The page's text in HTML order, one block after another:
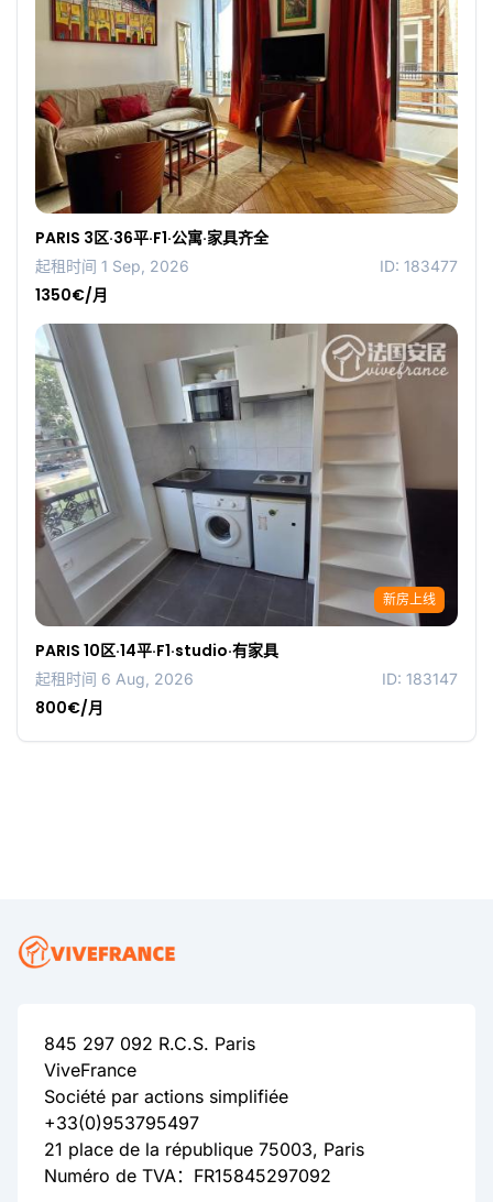
PARIS 3区·36平·F1·公寓·家具齐全
起租时间 1 Sep, 2026 ID: 183477
1350€/月
新房上线
PARIS 10区·14平·F1·studio·有家具
起租时间 6 Aug, 2026 ID: 183147
800€/月
845 297 092 R.C.S. Paris
ViveFrance
Société par actions simplifiée
+33(0)953795497
21 place de la république 75003, Paris
Numéro de TVA：FR15845297092